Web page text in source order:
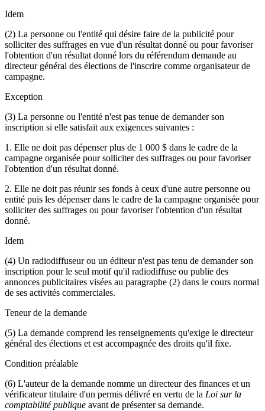
Idem
(2) La personne ou l'entité qui désire faire de la publicité pour
solliciter des suffrages en vue d'un résultat donné ou pour favoriser
l'obtention d'un résultat donné lors du référendum demande au
directeur général des élections de l'inscrire comme organisateur de
campagne.
Exception
(3) La personne ou l'entité n'est pas tenue de demander son
inscription si elle satisfait aux exigences suivantes :
1. Elle ne doit pas dépenser plus de 1 000 $ dans le cadre de la
campagne organisée pour solliciter des suffrages ou pour favoriser
l'obtention d'un résultat donné.
2. Elle ne doit pas réunir ses fonds à ceux d'une autre personne ou
entité puis les dépenser dans le cadre de la campagne organisée pour
solliciter des suffrages ou pour favoriser l'obtention d'un résultat
donné.
Idem
(4) Un radiodiffuseur ou un éditeur n'est pas tenu de demander son
inscription pour le seul motif qu'il radiodiffuse ou publie des
annonces publicitaires visées au paragraphe (2) dans le cours normal
de ses activités commerciales.
Teneur de la demande
(5) La demande comprend les renseignements qu'exige le directeur
général des élections et est accompagnée des droits qu'il fixe.
Condition préalable
(6) L'auteur de la demande nomme un directeur des finances et un
vérificateur titulaire d'un permis délivré en vertu de la Loi sur la
comptabilité publique avant de présenter sa demande.